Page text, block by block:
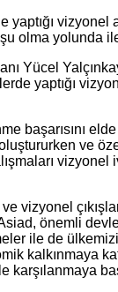
yaptığı vizyonel
olma yolunda
Yücel
yaptığı
başarısını
ve
vizyonel
vizyonel
önemli
ile de
kalkınmaya
karşılanmaya